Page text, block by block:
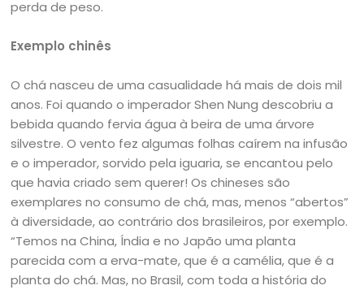
perda de peso.
Exemplo chinês
O chá nasceu de uma casualidade há mais de dois mil
anos. Foi quando o imperador Shen Nung descobriu a
bebida quando fervia água à beira de uma árvore
silvestre. O vento fez algumas folhas caírem na infusão
e o imperador, sorvido pela iguaria, se encantou pelo
que havia criado sem querer! Os chineses são
exemplares no consumo de chá, mas, menos “abertos”
à diversidade, ao contrário dos brasileiros, por exemplo.
“Temos na China, Índia e no Japão uma planta
parecida com a erva-mate, que é a camélia, que é a
planta do chá. Mas, no Brasil, com toda a história do